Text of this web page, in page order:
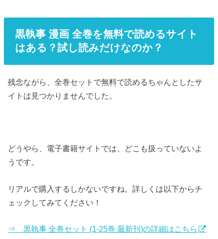
黒執事 漫画 全巻を無料で読めるサイト
はある？試し読みだけなのか？
残念ながら、全巻セットで無料で読めるちゃんとしたサ
イトは見つかりませんでした。
どうやら、電子書籍サイトでは、どこも扱っていないよ
うです。
リアルで購入するしかないですね。詳しくは以下からチ
ェックしてみてください！
⇒ 黒執事 全巻セット (1-25巻 最新刊)の詳細はこちら